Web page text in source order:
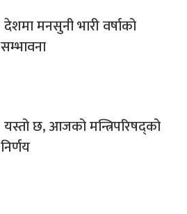
देशमा मनसुनी भारी वर्षाको
सम्भावना
यस्तो छ, आजको मन्त्रिपरिषद्को
निर्णय